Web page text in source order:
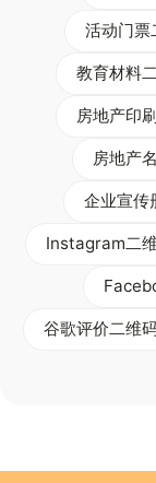
活动门票
教育材料
房地产印
房地产
企业宣传
Instagram二
谷歌评价二维